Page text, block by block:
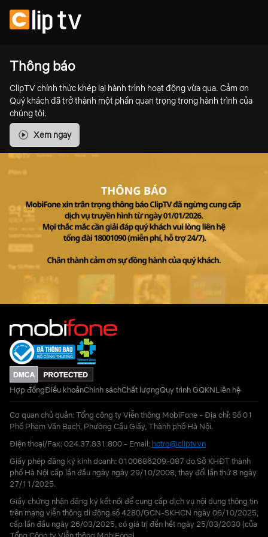
Thông báo
ClipTV chính thức khép lại hành trình hoạt động vừa qua. Cảm ơn
Quý khách đã trở thành một phần quan trọng trong hành trình của
chúng tôi.
Xem ngay
Hợp đồngĐiều khoảnChính sáchChất lượngQuy trình GQKNLiên hệ
Cơ quan chủ quản: Tổng công ty Viễn thông MobiFone - Địa chỉ: Số 01
Phố Phạm Văn Bạch, Phường Cầu Giấy, Thành phố Hà Nội.
Điện thoại/Fax: 024.37.831.800 - Email: hotro@cliptv.vn
Giấy phép đăng ký kinh doanh: 0100686209-087 do Sở KHĐT thành
phố Hà Nội cấp lần đầu ngày ngày 29/10/2008, thay đổi lần thứ 8 ngày
27/11/2025.
Giấy chứng nhận đăng ký kết nối để cung cấp dịch vụ nội dung thông tin
trên mạng viễn thông di động số 4280/GCN-SKHCN ngày 06/10/2025,
cấp lần đầu ngày 26/03/2025, có giá trị đến hết ngày 25/03/2030 (của